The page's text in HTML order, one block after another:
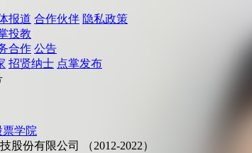
报道 合作伙伴 隐私政策
投教
合作 公告
招贤纳士 点掌发布
票学院
股份有限公司 （2012-2022）